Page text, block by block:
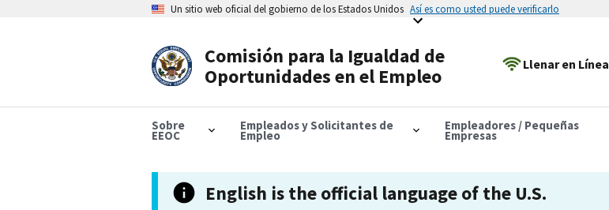
Un sitio web oficial del gobierno de los Estados Unidos Así es como usted puede verificarlo
Comisión para la Igualdad de
Oportunidades en el Empleo
Llenar en Línea
Sobre
EEOC
Empleados y Solicitantes de
Empleo
Empleadores / Pequeñas
Empresas
English is the official language of the U.S.